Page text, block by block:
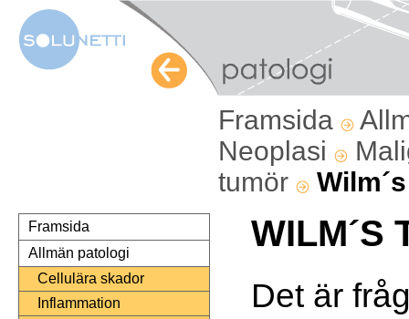
Framsida
Neoplasi
tumör
Framsida
Allmän patologi
Cellulära skador
Inflammation
WILM´S
Det är